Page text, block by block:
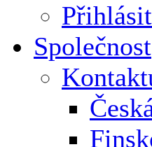
Společnost